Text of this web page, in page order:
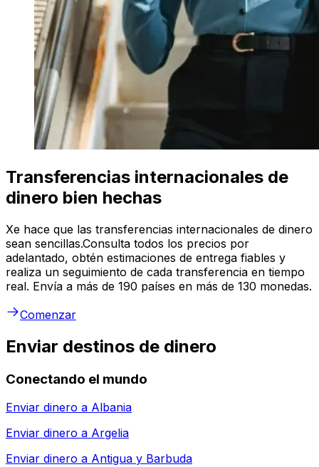
Transferencias internacionales de
dinero bien hechas
Xe hace que las transferencias internacionales de dinero
sean sencillas.Consulta todos los precios por
adelantado, obtén estimaciones de entrega fiables y
realiza un seguimiento de cada transferencia en tiempo
real. Envía a más de 190 países en más de 130 monedas.
Comenzar
Enviar destinos de dinero
Conectando el mundo
Enviar dinero a Albania
Enviar dinero a Argelia
Enviar dinero a Antigua y Barbuda